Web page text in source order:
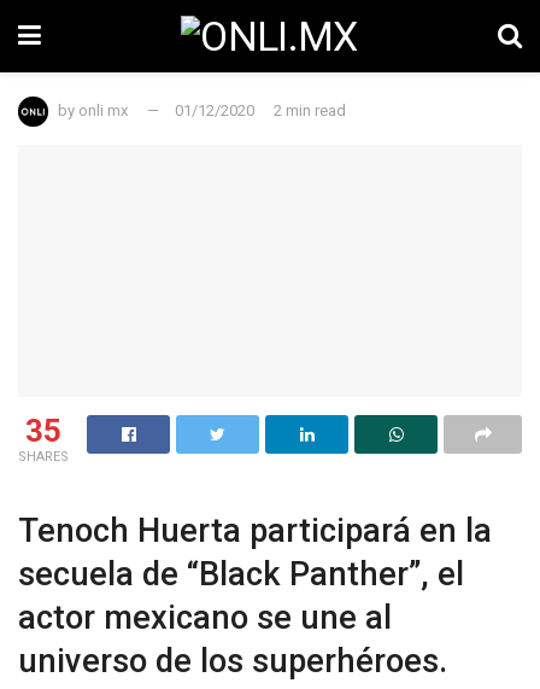
by onli mx 01/12/2020 2 min read
35
SHARES
Tenoch Huerta participará en la
secuela de “Black Panther”, el
actor mexicano se une al
universo de los superhéroes.